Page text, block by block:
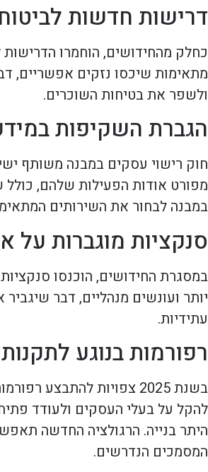
דרישות חדשות לביטוח
כחלק מהחידושים, הוחמרו
מתאימות שיכסו נזקים אפשריים,
ולשפר את בטיחות השוכרים.
הגברת השקיפות
חוק רישוי עסקים במבנה משותף
מפורט אודות הפעילות שלהם, כולל
במבנה לבחור את השירותים
סנקציות מוגברות על
במסגרת החידושים, הוכנסו
יותר ועונשים מנהליים, דבר
עתידיות.
רפורמות בנוגע לתקנות
בשנת 2025 צפויות
להקל על בעלי העסקים ולעודד
היתר בנייה. הרגולציה החדשה
המסמכים הנדרשים.